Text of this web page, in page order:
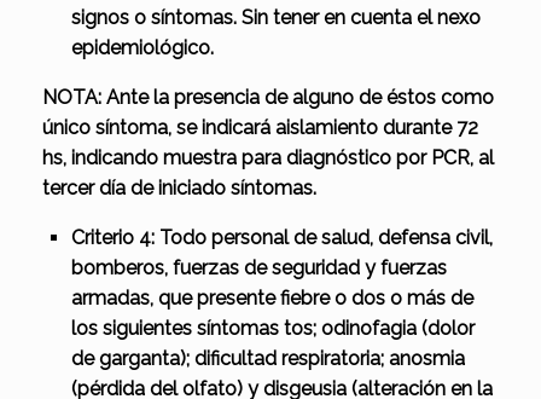
signos o síntomas. Sin tener en cuenta el nexo
epidemiológico.
NOTA: Ante la presencia de alguno de éstos como
único síntoma, se indicará aislamiento durante 72
hs, indicando muestra para diagnóstico por PCR, al
tercer día de iniciado síntomas.
Criterio 4: Todo personal de salud, defensa civil,
bomberos, fuerzas de seguridad y fuerzas
armadas, que presente fiebre o dos o más de
los siguientes síntomas tos; odinofagia (dolor
de garganta); dificultad respiratoria; anosmia
(pérdida del olfato) y disgeusia (alteración en la